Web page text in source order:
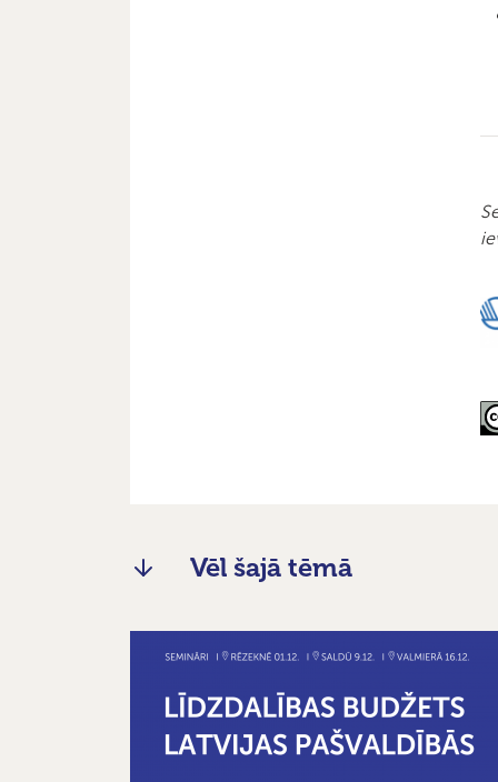
Vēl šajā tēmā